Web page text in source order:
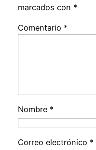
marcados con *
Comentario *
Nombre *
Correo electrónico *